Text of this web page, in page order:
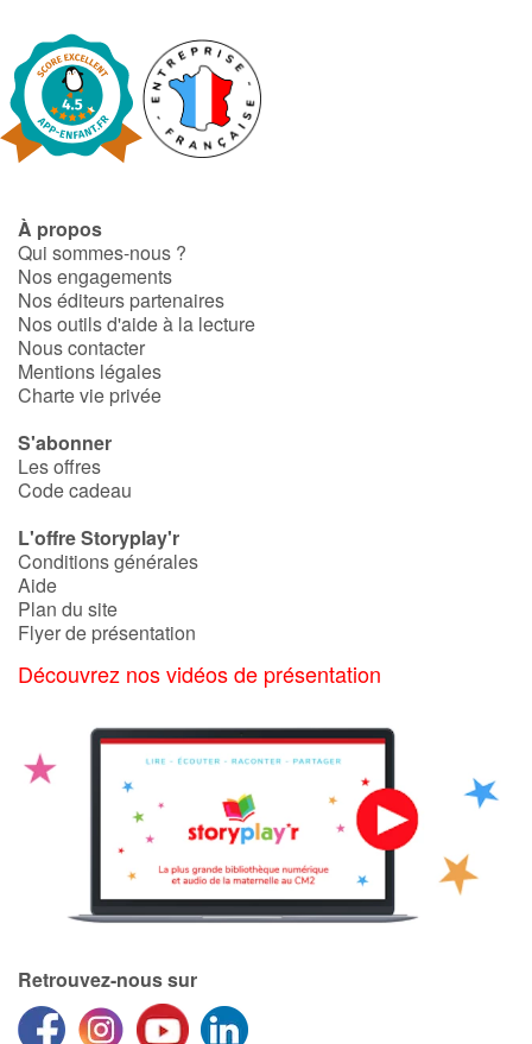
À propos
Qui sommes-nous ?
Nos engagements
Nos éditeurs partenaires
Nos outils d'aide à la lecture
Nous contacter
Mentions légales
Charte vie privée
S'abonner
Les offres
Code cadeau
L'offre Storyplay'r
Conditions générales
Aide
Plan du site
Flyer de présentation
Découvrez nos vidéos de présentation
Retrouvez-nous sur